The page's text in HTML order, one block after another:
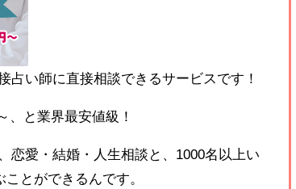
占い師に直接相談できるサービスです！
、と業界最安値級！
恋愛・結婚・人生相談と、1000名以上い
とができるんです。